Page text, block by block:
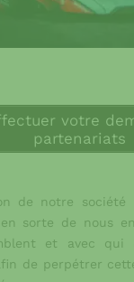
votre
partenariats
de notre société
sorte de nous
et avec qui
de perpétrer